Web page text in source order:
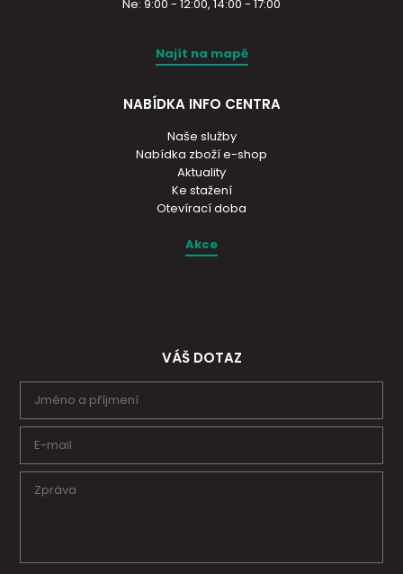
Ne: 9:00 - 12:00, 14:00 - 17:00
Najít na mapě
NABÍDKA INFO CENTRA
Naše služby
Nabídka zboží e-shop
Aktuality
Ke stažení
Otevírací doba
Akce
VÁŠ DOTAZ